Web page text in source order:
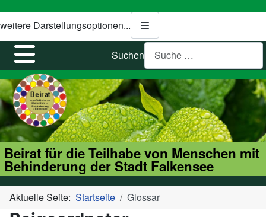
weitere Darstellungsoptionen...
Suchen
Beirat für die Teilhabe von Menschen mit
Behinderung der Stadt Falkensee
Aktuelle Seite: Startseite Glossar